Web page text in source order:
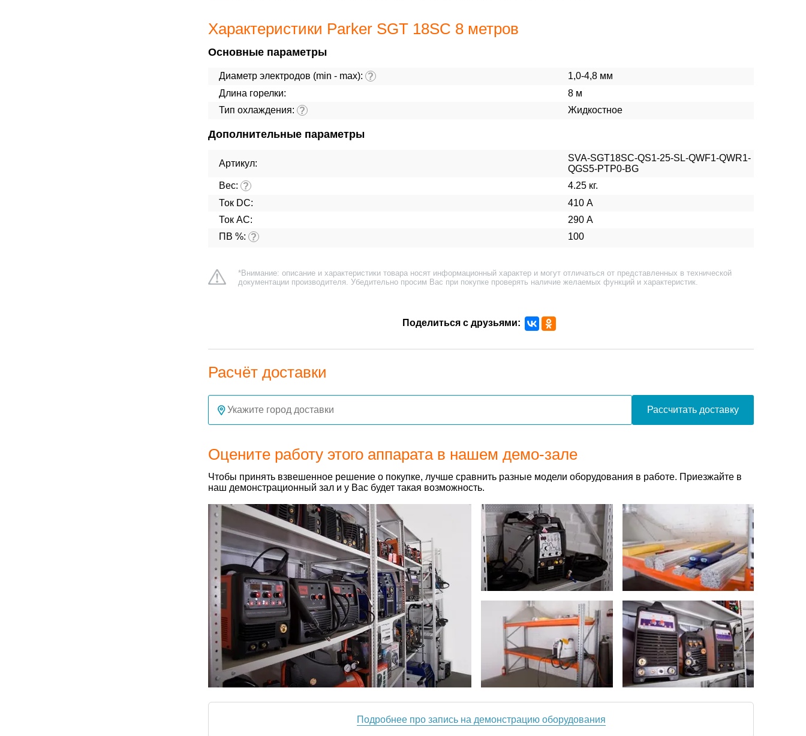
Характеристики Parker SGT 18SC 8 метров
Основные параметры
Диаметр электродов (min - max): ?
1,0-4,8 мм
Длина горелки:
8 м
Тип охлаждения: ? Жидкостное
Дополнительные параметры
Артикул:
SVA-SGT18SC-QS1-25-SL-QWF1-QWR1-
QGS5-PTP0-BG
Вес: ?
4.25 кг.
Ток DC:
410 А
Ток AC:
290 А
ПВ %: ? 100
*Внимание: описание и характеристики товара носят информационный характер и могут отличаться от представленных в технической
документации производителя. Убедительно просим Вас при покупке проверять наличие желаемых функций и характеристик.
Поделиться с друзьями:
Расчёт доставки
Рассчитать доставку
Оцените работу этого аппарата в нашем демо-зале
Чтобы принять взвешенное решение о покупке, лучше сравнить разные модели оборудования в работе. Приезжайте в
наш демонстрационный зал и у Вас будет такая возможность.
Подробнее про запись на демонстрацию оборудования